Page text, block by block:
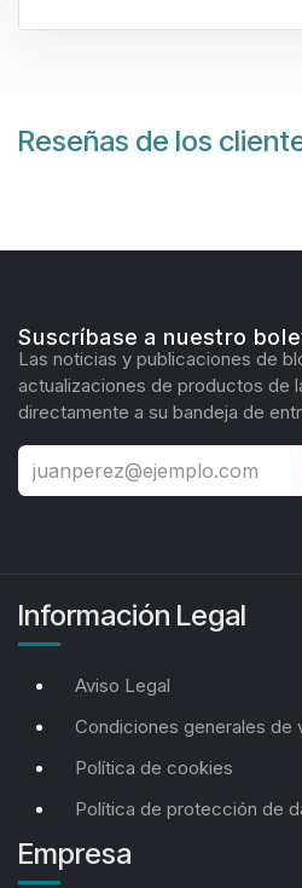
Reseñas de los
Suscríbase a nuestro
Las noticias y publicaciones de
actualizaciones de productos de
directamente a su bandeja de
Información Legal
Aviso Legal
Condiciones generales de
Política de cookies
Política de protección de
Empresa